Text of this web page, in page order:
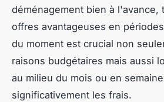
déménagement bien à l'avance,
offres avantageuses en
du moment est crucial non
raisons budgétaires mais aussi
au milieu du mois ou en
significativement les frais.